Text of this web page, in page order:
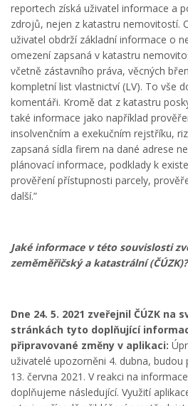
reportech získá uživatel informace a
zdrojů, nejen z katastru nemovitostí.
uživatel obdrží základní informace o
omezení zapsaná v katastru
včetně zástavního práva, věcných
kompletní list vlastnictví (LV). To vše
komentáři. Kromě dat z katastru
také informace jako například
insolvenčním a exekučním rejstříku,
zapsaná sídla firem na dané adrese
plánovací informace, podklady k
prověření přístupnosti parcely,
další.”
Jaké informace v této souvislosti
zeměměřičský a katastrální (ČÚZK)?
Dne 24. 5. 2021 zveřejnil ČÚZK na
stránkách tyto doplňující
připravované změny v aplikaci:
uživatelé upozorněni 4. dubna, budou
13. června 2021. V reakci na
doplňujeme následující. Využití